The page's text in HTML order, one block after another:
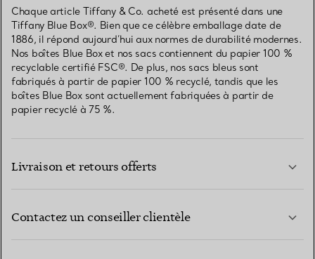
Chaque article Tiffany & Co. acheté est présenté dans une
Tiffany Blue Box®. Bien que ce célèbre emballage date de
1886, il répond aujourd’hui aux normes de durabilité modernes.
Nos boîtes Blue Box et nos sacs contiennent du papier 100 %
recyclable certifié FSC®. De plus, nos sacs bleus sont
fabriqués à partir de papier 100 % recyclé, tandis que les
boîtes Blue Box sont actuellement fabriquées à partir de
papier recyclé à 75 %.
Livraison et retours offerts
Contactez un conseiller clientèle